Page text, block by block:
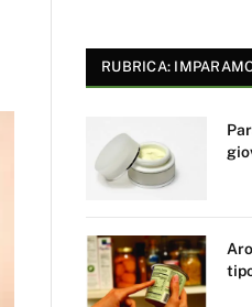
RUBRICA: